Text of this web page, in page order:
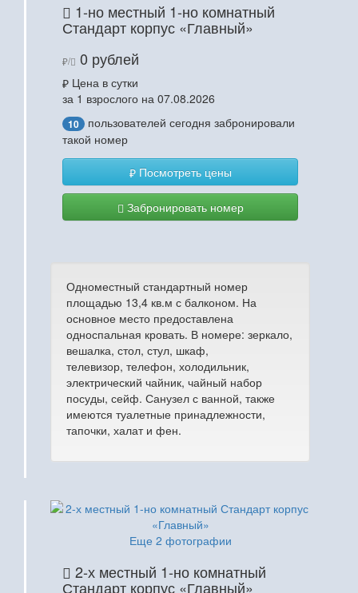
1-но местный 1-но комнатный
Стандарт корпус «Главный»
/ 0 рублей
Цена в сутки
за 1 взрослого на 07.08.2026
10
пользователей сегодня забронировали
такой номер
Посмотреть цены
Забронировать номер
Одноместный стандартный номер
площадью 13,4 кв.м с балконом. На
основное место предоставлена
односпальная кровать. В номере: зеркало,
вешалка, стол, стул, шкаф,
телевизор, телефон, холодильник,
электрический чайник, чайный набор
посуды, сейф. Санузел с ванной, также
имеются туалетные принадлежности,
тапочки, халат и фен.
Еще 2 фотографии
2-х местный 1-но комнатный
Стандарт корпус «Главный»